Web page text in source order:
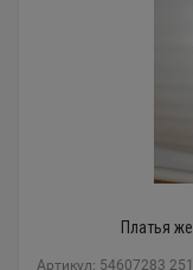
Платья
Артикул: 54607283